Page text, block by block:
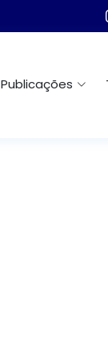
Publicações